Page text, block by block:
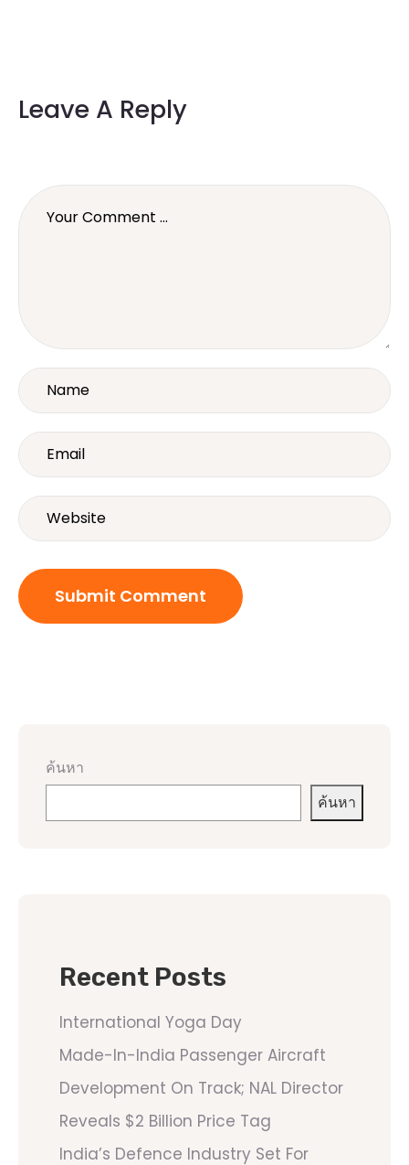
Leave A Reply
ค้นหา
ค้นหา
Recent Posts
International Yoga Day
Made-In-India Passenger Aircraft
Development On Track; NAL Director
Reveals $2 Billion Price Tag
India’s Defence Industry Set For